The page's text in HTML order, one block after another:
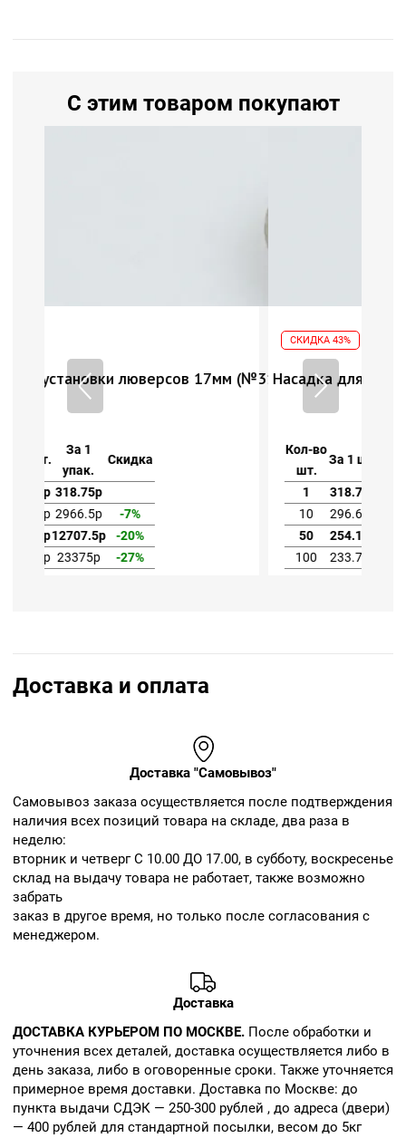
С этим товаром покупают
(№31)Насадка для установки люверсов 17мм (№31)
Кол-во
шт.
За 1 шт.
1
10
296.65р
50
254.15р
100
233.75р
Доставка и оплата
Доставка "Самовывоз"
Cамовывоз заказа осуществляется после подтверждения
наличия всех позиций товара на складе, два раза в
неделю:
вторник и четверг С 10.00 ДО 17.00, в субботу, воскресенье
склад на выдачу товара не работает, также возможно
забрать
заказ в другое время, но только после согласования с
менеджером.
Доставка
ДОСТАВКА КУРЬЕРОМ ПО МОСКВЕ. После обработки и
уточнения всех деталей, доставка осуществляется либо в
день заказа, либо в оговоренные сроки. Также уточняется
примерное время доставки. Доставка по Москве: до
пункта выдачи СДЭК — 250-300 рублей , до адреса (двери)
— 400 рублей для стандартной посылки, весом до 5кг